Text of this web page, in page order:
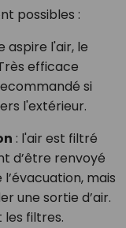
possibles :
aspire l'air, le
efficace
si
l'extérieur.
: l'air est filtré
d’être renvoyé
mais
une sortie d’air.
les filtres.